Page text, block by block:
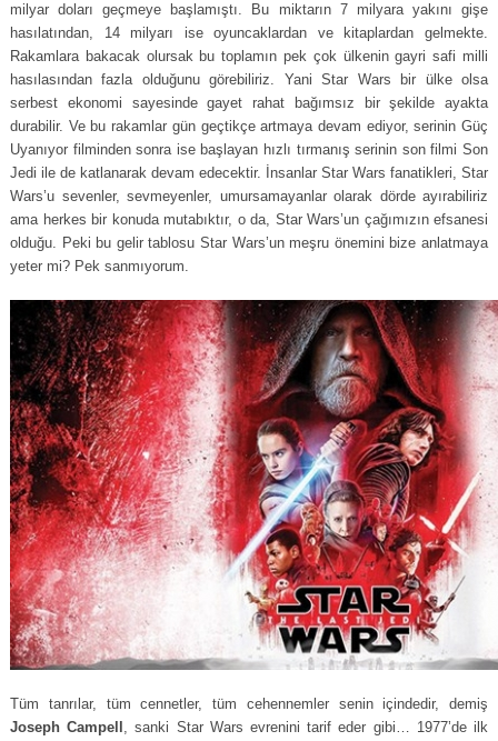
milyar doları geçmeye başlamıştı. Bu miktarın 7 milyara yakını gişe
hasılatından, 14 milyarı ise oyuncaklardan ve kitaplardan gelmekte.
Rakamlara bakacak olursak bu toplamın pek çok ülkenin gayri safi milli
hasılasından fazla olduğunu görebiliriz. Yani Star Wars bir ülke olsa
serbest ekonomi sayesinde gayet rahat bağımsız bir şekilde ayakta
durabilir. Ve bu rakamlar gün geçtikçe artmaya devam ediyor, serinin Güç
Uyanıyor filminden sonra ise başlayan hızlı tırmanış serinin son filmi Son
Jedi ile de katlanarak devam edecektir. İnsanlar Star Wars fanatikleri, Star
Wars’u sevenler, sevmeyenler, umursamayanlar olarak dörde ayırabiliriz
ama herkes bir konuda mutabıktır, o da, Star Wars’un çağımızın efsanesi
olduğu. Peki bu gelir tablosu Star Wars’un meşru önemini bize anlatmaya
yeter mi? Pek sanmıyorum.
Tüm tanrılar, tüm cennetler, tüm cehennemler senin içindedir, demiş
Joseph Campell , sanki Star Wars evrenini tarif eder gibi… 1977’de ilk